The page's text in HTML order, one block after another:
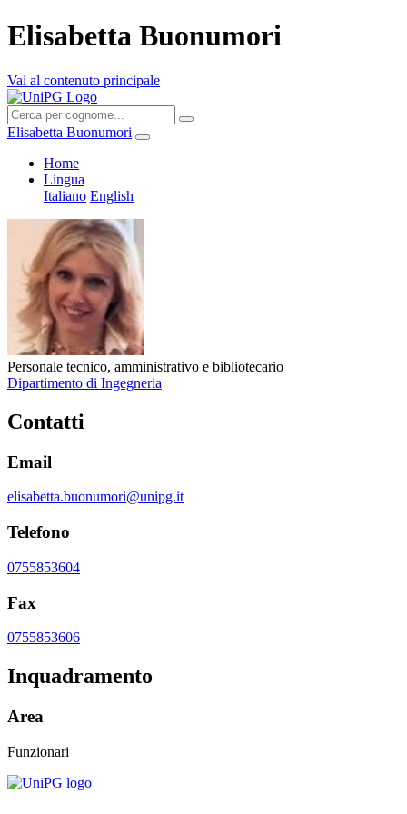
Elisabetta Buonumori
Vai al contenuto principale
Elisabetta Buonumori
Home
Lingua
Italiano English
Personale tecnico, amministrativo e bibliotecario
Dipartimento di Ingegneria
Contatti
Email
elisabetta.buonumori@unipg.it
Telefono
0755853604
Fax
0755853606
Inquadramento
Area
Funzionari